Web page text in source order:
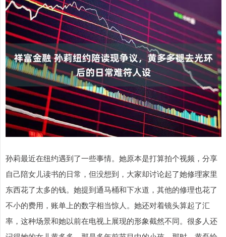
孙莉最近在纽约遇到了一些事情。她原本是打算拍个视频，分享
自己陪女儿读书的日常，但没想到，大家却讨论起了她修理家里
东西花了太多的钱。她提到通马桶和下水道，其他的修理也花了
不小的费用，账单上的数字相当惊人。她还对着镜头算起了汇
率，这种场景和她以前在电视上展现的形象截然不同。很多人还